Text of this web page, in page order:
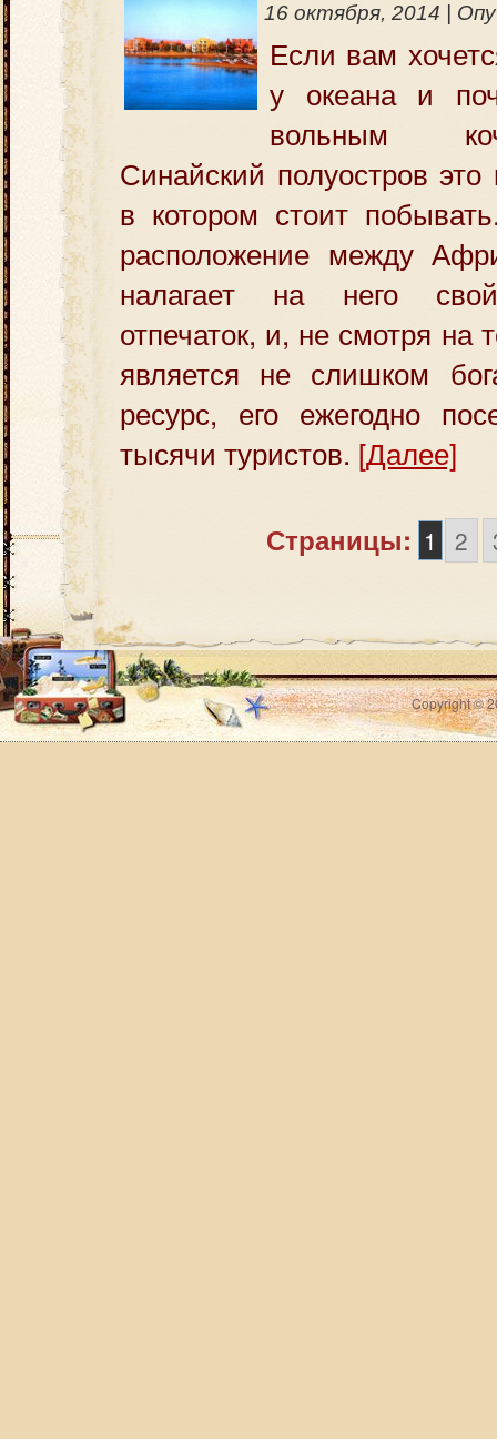
16 октября, 2014
Если вам
у океана и
вольным
Синайский полуостров
в котором стоит
расположение между
налагает на него
отпечаток, и, не смотря на
является не слишком
ресурс, его ежегодно
тысячи туристов. [Далее]
Страницы: 1 2
Copyright ©